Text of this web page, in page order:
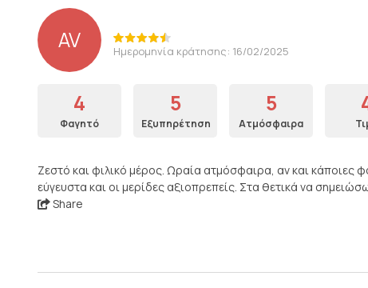
AV Ημερομηνία κράτησης: 16/02/2025
4
Φαγητό
5
Εξυπηρέτηση
5
Ατμόσφαιρα
Ζεστό και φιλικό μέρος. Ωραία ατμόσφαιρα, αν και κάποιες
εύγευστα και οι μερίδες αξιοπρεπείς. Στα θετικά να
Share